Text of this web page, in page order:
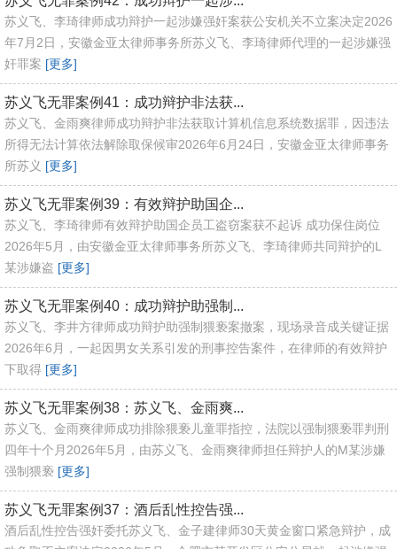
苏义飞、李琦律师成功辩护一起涉嫌强奸案获公安机关不立案决定2026
年7月2日，安徽金亚太律师事务所苏义飞、李琦律师代理的一起涉嫌强
奸罪案 [更多]
苏义飞无罪案例41：成功辩护非法获...
苏义飞、金雨爽律师成功辩护非法获取计算机信息系统数据罪，因违法
所得无法计算依法解除取保候审2026年6月24日，安徽金亚太律师事务
所苏义 [更多]
苏义飞无罪案例39：有效辩护助国企...
苏义飞、李琦律师有效辩护助国企员工盗窃案获不起诉 成功保住岗位
2026年5月，由安徽金亚太律师事务所苏义飞、李琦律师共同辩护的L
某涉嫌盗 [更多]
苏义飞无罪案例40：成功辩护助强制...
苏义飞、李井方律师成功辩护助强制猥亵案撤案，现场录音成关键证据
2026年6月，一起因男女关系引发的刑事控告案件，在律师的有效辩护
下取得 [更多]
苏义飞无罪案例38：苏义飞、金雨爽...
苏义飞、金雨爽律师成功排除猥亵儿童罪指控，法院以强制猥亵罪判刑
四年十个月2026年5月，由苏义飞、金雨爽律师担任辩护人的M某涉嫌
强制猥亵 [更多]
苏义飞无罪案例37：酒后乱性控告强...
酒后乱性控告强奸委托苏义飞、金子建律师30天黄金窗口紧急辩护，成